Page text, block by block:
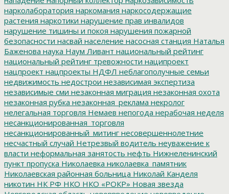
нарколаборатория наркомания наркосодержащие
растения наркотики нарушение прав инвалидов
нарушение тишины и покоя нарушения пожарной
безопасности насвай население насосная станция Наталья
Баженова наука Наум Ливант национальный рейтинг
национальный рейтинг тревожности наципроект
нацпроект нацпроекты НДФЛ неблагополучные семьи
недвижимость недострои независимая экспертиза
независимые сми незаконная миграция незаконная охота
незаконная рубка незаконная_реклама некролог
нелегальная торговля Немаев непогода нерабочая неделя
несанкционированная_торговля
несанкционированный_митинг несовершеннолетние
несчастный случай Нетрезвый водитель неуважение к
власти неформальная занятость нефть Нижнеленинский
пункт пропуска Николаевка николаевка_памятник
Николаевская районная больница Николай Канделя
никотин НК РФ НКО НКО «РОКР» Новая звезда